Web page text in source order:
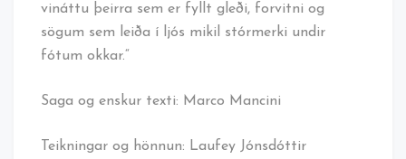
vináttu þeirra sem er fyllt gleði, forvitni og
sögum sem leiða í ljós mikil stórmerki undir
fótum okkar.“
Saga og enskur texti: Marco Mancini
Teikningar og hönnun: Laufey Jónsdóttir